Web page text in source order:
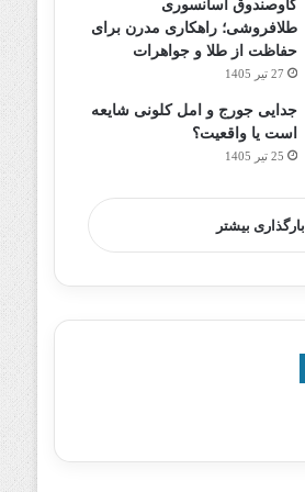
گاوصندوق آسانسوری
طلافروشی؛ راهکاری مدرن برای
حفاظت از طلا و جواهرات
27 تیر 1405
جدایی جورج و امل کلونی شایعه
است یا واقعیت؟
25 تیر 1405
بارگذاری بیشتر